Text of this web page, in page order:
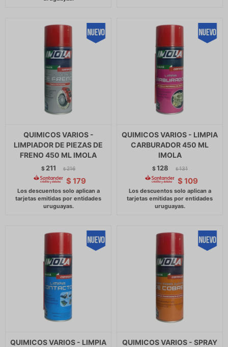
QUIMICOS VARIOS -
LIMPIADOR DE PIEZAS DE
FRENO 450 ML IMOLA
$ 211 $ 216
$ 179
QUIMICOS VARIOS - LIMPIA
CARBURADOR 450 ML
IMOLA
$128 $ 131
$ 109
QUIMICOS VARIOS - LIMPIA
QUIMICOS VARIOS - SPRAY